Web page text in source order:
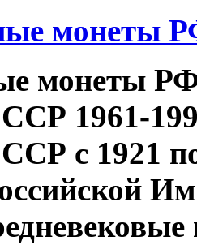
монеты
монеты РФ
1961-
с 1921 по